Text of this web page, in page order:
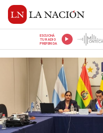
ESCUCHÁ
TU RADIO
PREFERIDA